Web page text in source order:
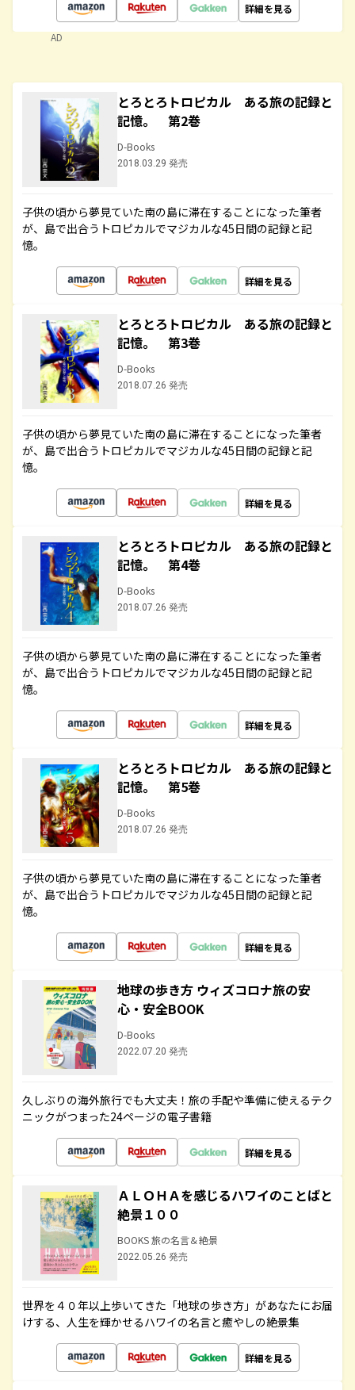
詳細を見る
AD
とろとろトロピカル ある旅の記録と
記憶。 第2巻
D-Books
2018.03.29 発売
子供の頃から夢見ていた南の島に滞在することになった筆者
が、島で出合うトロピカルでマジカルな45日間の記録と記
憶。
詳細を見る
とろとろトロピカル ある旅の記録と
記憶。 第3巻
D-Books
2018.07.26 発売
子供の頃から夢見ていた南の島に滞在することになった筆者
が、島で出合うトロピカルでマジカルな45日間の記録と記
憶。
詳細を見る
とろとろトロピカル ある旅の記録と
記憶。 第4巻
D-Books
2018.07.26 発売
子供の頃から夢見ていた南の島に滞在することになった筆者
が、島で出合うトロピカルでマジカルな45日間の記録と記
憶。
詳細を見る
とろとろトロピカル ある旅の記録と
記憶。 第5巻
D-Books
2018.07.26 発売
子供の頃から夢見ていた南の島に滞在することになった筆者
が、島で出合うトロピカルでマジカルな45日間の記録と記
憶。
詳細を見る
地球の歩き方 ウィズコロナ旅の安
心・安全BOOK
D-Books
2022.07.20 発売
久しぶりの海外旅行でも大丈夫！旅の手配や準備に使えるテク
ニックがつまった24ページの電子書籍
詳細を見る
ＡＬＯＨＡを感じるハワイのことばと
絶景１００
BOOKS 旅の名言＆絶景
2022.05.26 発売
世界を４０年以上歩いてきた「地球の歩き方」があなたにお届
けする、人生を輝かせるハワイの名言と癒やしの絶景集
詳細を見る